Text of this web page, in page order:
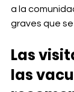
a la
graves que
Las
las